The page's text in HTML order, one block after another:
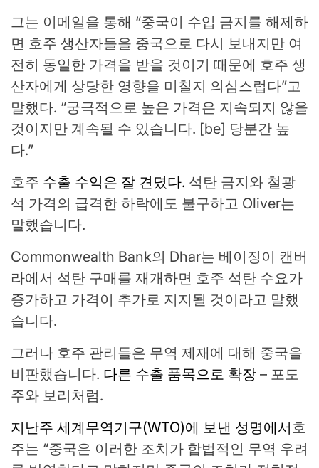
그는 이메일을 통해 “중국이 수입 금지를 해제하
면 호주 생산자들을 중국으로 다시 보내지만 여
전히 동일한 가격을 받을 것이기 때문에 호주 생
산자에게 상당한 영향을 미칠지 의심스럽다”고
말했다. “궁극적으로 높은 가격은 지속되지 않을
것이지만 계속될 수 있습니다. [be] 당분간 높
다.”
호주 수출 수익은 잘 견뎠다. 석탄 금지와 철광
석 가격의 급격한 하락에도 불구하고 Oliver는
말했습니다.
Commonwealth Bank의 Dhar는 베이징이 캔버
라에서 석탄 구매를 재개하면 호주 석탄 수요가
증가하고 가격이 추가로 지지될 것이라고 말했
습니다.
그러나 호주 관리들은 무역 제재에 대해 중국을
비판했습니다. 다른 수출 품목으로 확장 – 포도
주와 보리처럼.
지난주 세계무역기구(WTO)에 보낸 성명에서호
주는 “중국은 이러한 조치가 합법적인 무역 우려